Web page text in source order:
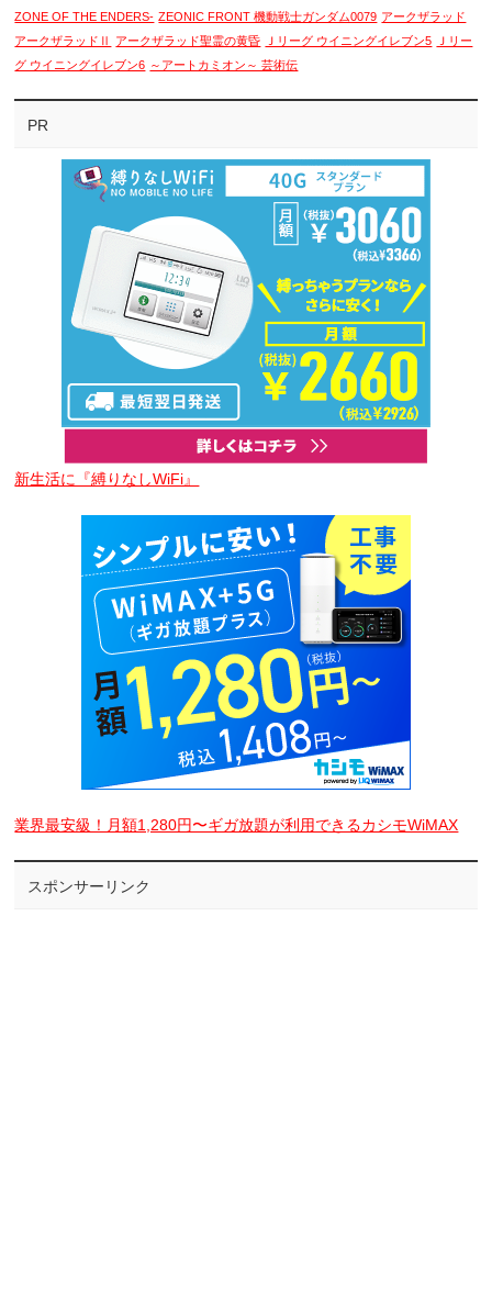
ZONE OF THE ENDERS- ZEONIC FRONT 機動戦士ガンダム0079 アークザラッド
アークザラッドⅡ
アークザラッド聖霊の黄昏 Ｊリーグ ウイニングイレブン5
Ｊリー
グ ウイニングイレブン6 ～アートカミオン～ 芸術伝
PR
新生活に『縛りなしWiFi』
業界最安級！月額1,280円〜ギガ放題が利用できるカシモWiMAX
スポンサーリンク